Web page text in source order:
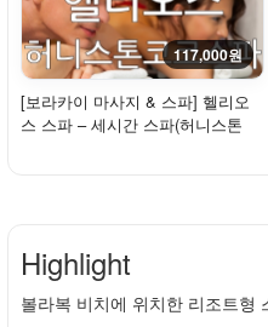
117,000원
[보라카이 마사지 & 스파] 헬리오
스 스파 – 세시간 스파(허니스톤
Highlight
볼라복 비치에 위치한 리조트형